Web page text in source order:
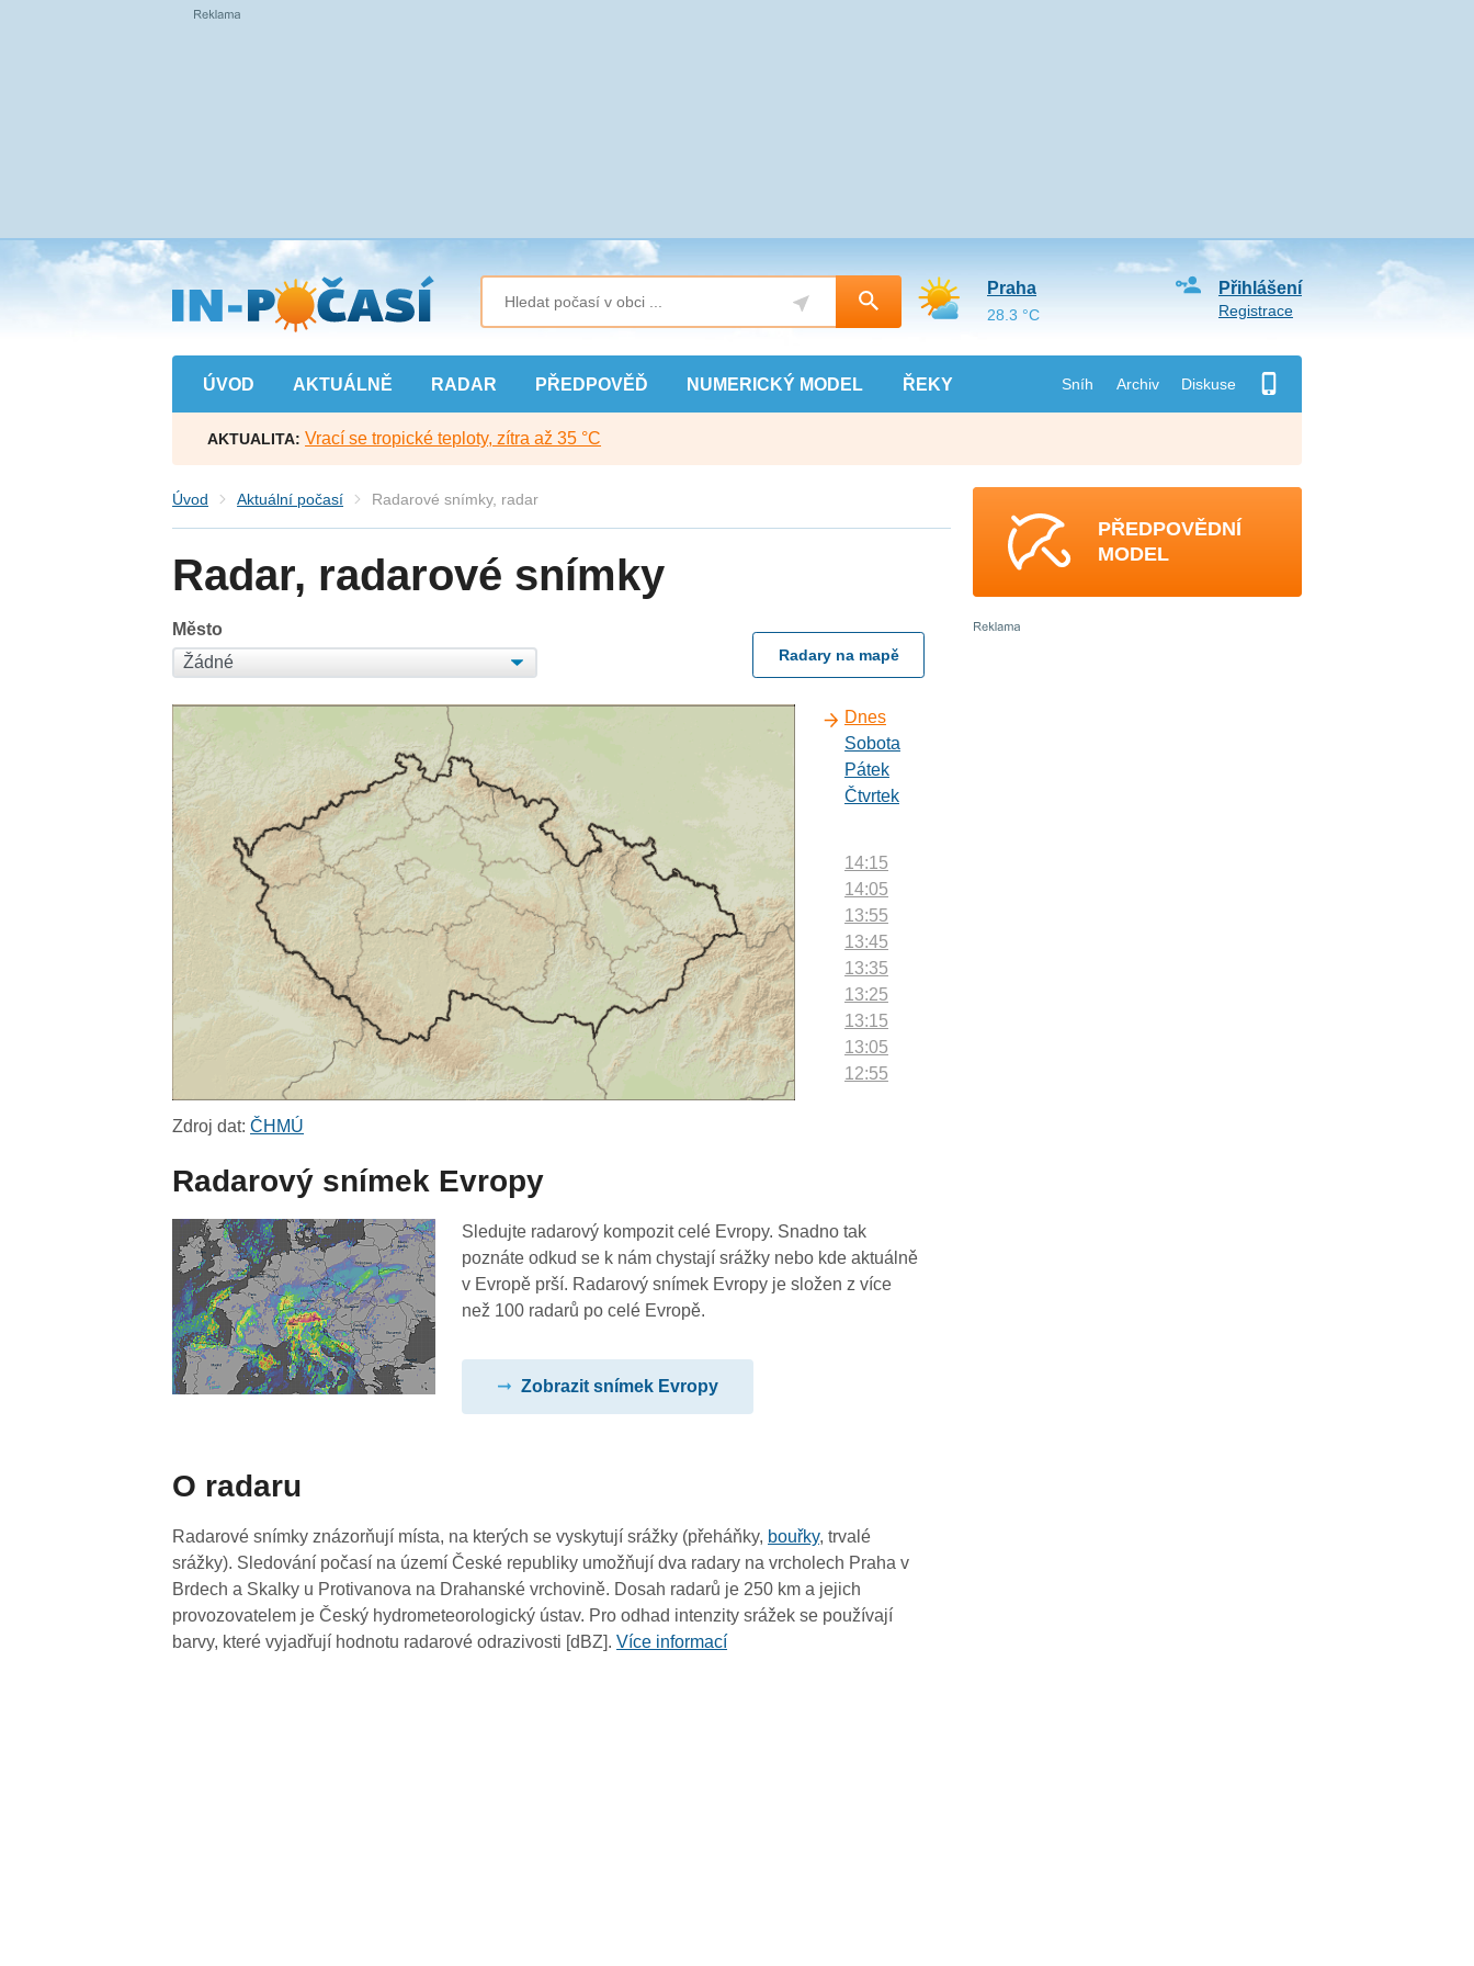
Přejít
na
hlavní
obsah
ÚVOD AKTUÁLNĚ RADAR PŘEDPOVĚĎ NUMERICKÝ MODEL ŘEKY Sníh Archiv Diskuse
Přihlášení
Registrace
Praha
28.3 °C
AKTUALITA: Vrací se tropické teploty, zítra až 35 °C
Úvod Aktuální počasí Radarové snímky, radar
Radar, radarové snímky
Město
Radary na mapě
Dnes
Sobota
Pátek
Čtvrtek
14:15
14:05
13:55
13:45
13:35
13:25
13:15
13:05
12:55
11:55
11:45
11:35
09:55
09:45
09:35
09:25
Zdroj dat:ČHMÚ
Radarový snímek Evropy
Sledujte radarový kompozit celé Evropy. Snadno tak
poznáte odkud se k nám chystají srážky nebo kde aktuálně
v Evropě prší. Radarový snímek Evropy je složen z více
než 100 radarů po celé Evropě.
Zobrazit snímek Evropy
O radaru
Radarové snímky znázorňují místa, na kterých se vyskytují srážky (přeháňky, bouřky, trvalé
srážky). Sledování počasí na území České republiky umožňují dva radary na vrcholech Praha v
Brdech a Skalky u Protivanova na Drahanské vrchovině. Dosah radarů je 250 km a jejich
provozovatelem je Český hydrometeorologický ústav. Pro odhad intenzity srážek se používají
barvy, které vyjadřují hodnotu radarové odrazivosti [dBZ].Více informací
PŘEDPOVĚDNÍ
MODEL